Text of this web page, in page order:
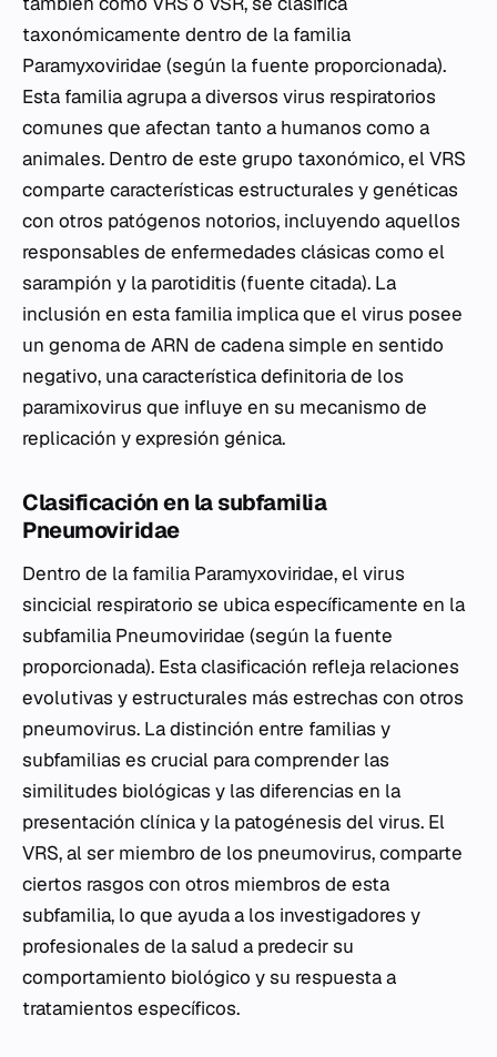
taxonómicamente dentro de la familia
Paramyxoviridae (según la fuente proporcionada).
Esta familia agrupa a diversos virus respiratorios
comunes que afectan tanto a humanos como a
animales. Dentro de este grupo taxonómico, el VRS
comparte características estructurales y genéticas
con otros patógenos notorios, incluyendo aquellos
responsables de enfermedades clásicas como el
sarampión y la parotiditis (fuente citada). La
inclusión en esta familia implica que el virus posee
un genoma de ARN de cadena simple en sentido
negativo, una característica definitoria de los
paramixovirus que influye en su mecanismo de
replicación y expresión génica.
Clasificación en la subfamilia
Pneumoviridae
Dentro de la familia Paramyxoviridae, el virus
sincicial respiratorio se ubica específicamente en la
subfamilia Pneumoviridae (según la fuente
proporcionada). Esta clasificación refleja relaciones
evolutivas y estructurales más estrechas con otros
pneumovirus. La distinción entre familias y
subfamilias es crucial para comprender las
similitudes biológicas y las diferencias en la
presentación clínica y la patogénesis del virus. El
VRS, al ser miembro de los pneumovirus, comparte
ciertos rasgos con otros miembros de esta
subfamilia, lo que ayuda a los investigadores y
profesionales de la salud a predecir su
comportamiento biológico y su respuesta a
tratamientos específicos.